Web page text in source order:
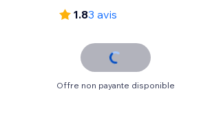
1.83 avis
Offre non payante disponible